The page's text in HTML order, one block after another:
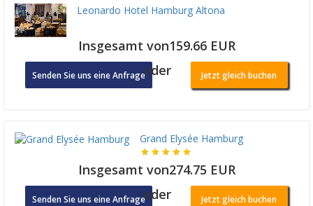
Leonardo Hotel Hamburg Altona
Insgesamt von159.66 EUR
Senden Sie uns eine Anfrageoder Jetzt gleich buchen
Grand Elysée Hamburg
Insgesamt von274.75 EUR
Senden Sie uns eine Anfrageoder Jetzt gleich buchen